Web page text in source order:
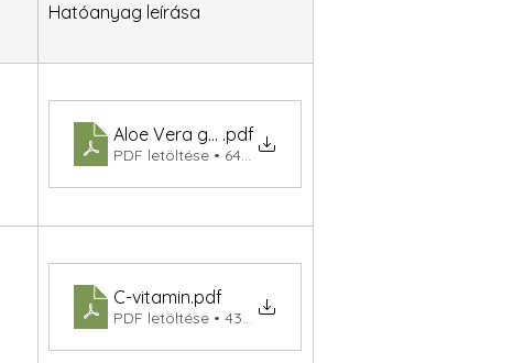
Hatóanyag leírása
Aloe Vera gél (gr)
.pdf
PDF letöltése • 64KB
C-vitamin.pdf
PDF letöltése • 43KB